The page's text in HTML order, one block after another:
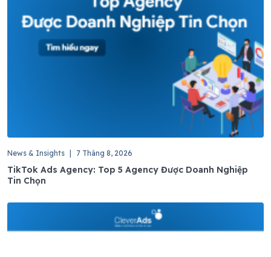
News & Insights 7 Tháng 8, 2026
TikTok Ads Agency: Top 5 Agency Được Doanh Nghiệp
Tin Chọn